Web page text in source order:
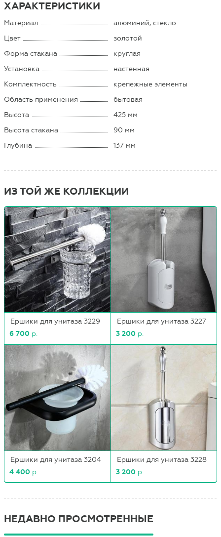
ХАРАКТЕРИСТИКИ
Материал
алюминий, стекло
Цвет
золотой
Форма стакана
круглая
Установка
настенная
Комплектность
крепежные элементы
Область применения
бытовая
Высота
425 мм
Высота стакана
90 мм
Глубина
137 мм
ИЗ ТОЙ ЖЕ КОЛЛЕКЦИИ
Ершики для унитаза 3229
6 700 р.
Ершики для унитаза 3227
3 200 р.
Ершики для унитаза 3204
4 400 р.
Ершики для унитаза 3228
3 200 р.
НЕДАВНО ПРОСМОТРЕННЫЕ